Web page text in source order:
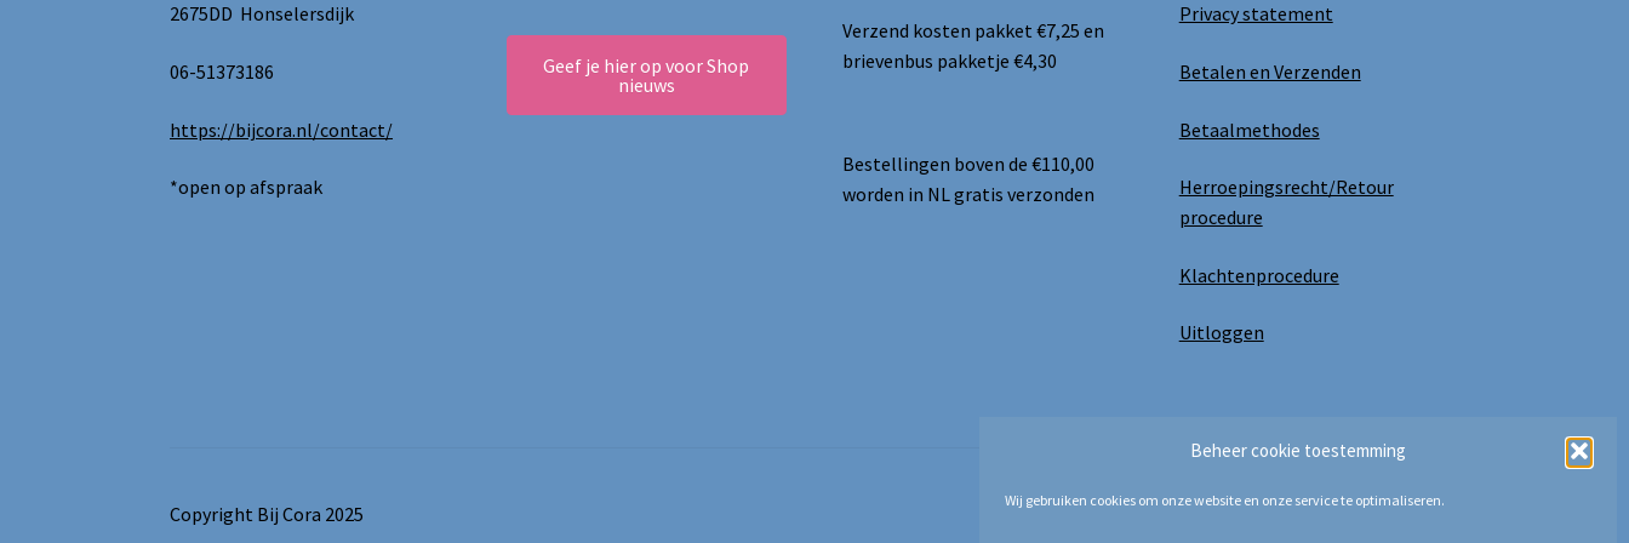
Beheer cookie toestemming
Wij gebruiken cookies om onze website en onze service te optimaliseren.
2675DD Honselersdijk
06-51373186
https://bijcora.nl/contact/
*open op afspraak
Geef je hier op voor Shop
nieuws
Verzend kosten pakket €7,25 en
brievenbus pakketje €4,30
Bestellingen boven de €110,00
worden in NL gratis verzonden
Privacy statement
Betalen en Verzenden
Betaalmethodes
Herroepingsrecht/Retour
procedure
Klachtenprocedure
Uitloggen
Copyright Bij Cora 2025